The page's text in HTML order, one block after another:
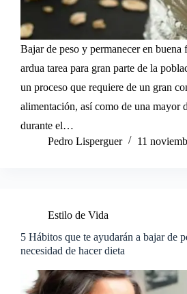
Bajar de peso y permanecer en buena
ardua tarea para gran parte de la
un proceso que requiere de un gran
alimentación, así como de una mayor
durante el…
Pedro Lisperguer
11
Estilo de Vida
5 Hábitos que te ayudarán a bajar de
necesidad de hacer dieta